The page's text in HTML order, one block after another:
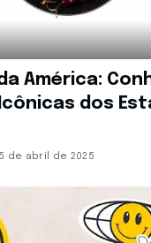
América:
dos
de abril de 2025